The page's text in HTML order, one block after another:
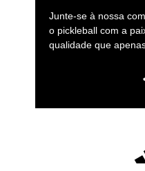
Junte-se à nossa
o pickleball com a
qualidade que